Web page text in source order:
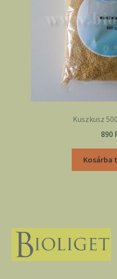
Kuszkusz
890
Kosárba